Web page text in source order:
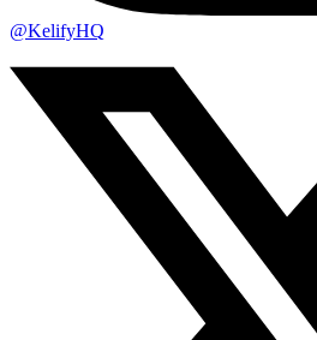
@KelifyHQ